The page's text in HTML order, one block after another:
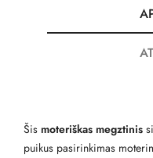
Šis moteriškas megztinis
puikus pasirinkimas